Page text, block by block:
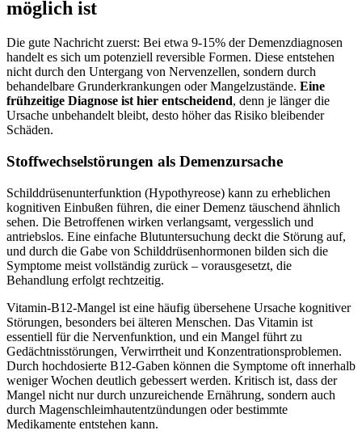
möglich ist
Die gute Nachricht zuerst: Bei etwa 9-15% der Demenzdiagnosen
handelt es sich um potenziell reversible Formen. Diese entstehen
nicht durch den Untergang von Nervenzellen, sondern durch
behandelbare Grunderkrankungen oder Mangelzustände. Eine
frühzeitige Diagnose ist hier entscheidend, denn je länger die
Ursache unbehandelt bleibt, desto höher das Risiko bleibender
Schäden.
Stoffwechselstörungen als Demenzursache
Schilddrüsenunterfunktion (Hypothyreose) kann zu erheblichen
kognitiven Einbußen führen, die einer Demenz täuschend ähnlich
sehen. Die Betroffenen wirken verlangsamt, vergesslich und
antriebslos. Eine einfache Blutuntersuchung deckt die Störung auf,
und durch die Gabe von Schilddrüsenhormonen bilden sich die
Symptome meist vollständig zurück – vorausgesetzt, die
Behandlung erfolgt rechtzeitig.
Vitamin-B12-Mangel ist eine häufig übersehene Ursache kognitiver
Störungen, besonders bei älteren Menschen. Das Vitamin ist
essentiell für die Nervenfunktion, und ein Mangel führt zu
Gedächtnisstörungen, Verwirrtheit und Konzentrationsproblemen.
Durch hochdosierte B12-Gaben können die Symptome oft innerhalb
weniger Wochen deutlich gebessert werden. Kritisch ist, dass der
Mangel nicht nur durch unzureichende Ernährung, sondern auch
durch Magenschleimhautentzündungen oder bestimmte
Medikamente entstehen kann.